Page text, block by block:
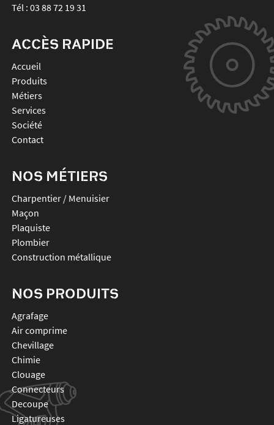
Tél : 03 88 72 19 31
ACCÈS RAPIDE
Accueil
Produits
Métiers
Services
Société
Contact
NOS MÉTIERS
Charpentier / Menuisier
Maçon
Plaquiste
Plombier
Construction métallique
NOS PRODUITS
agrafage
air comprime
chevillage
chimie
clouage
connecteurs
decoupe
ligatureuses